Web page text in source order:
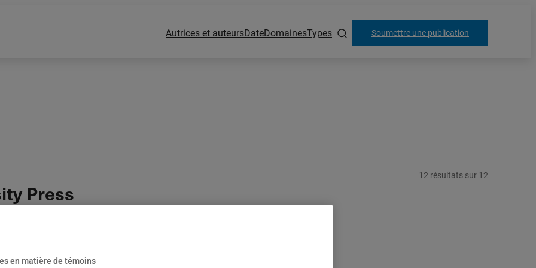
Autrices et auteursDateDomainesTypes Soumettre une publication
Press
12 résultatssur 12
en matière de témoins